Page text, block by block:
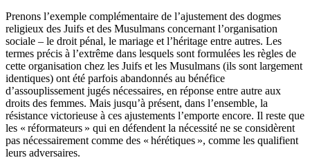
Prenons l’exemple complémentaire de l’ajustement des dogmes
religieux des Juifs et des Musulmans concernant l’organisation
sociale – le droit pénal, le mariage et l’héritage entre autres. Les
termes précis à l’extrême dans lesquels sont formulées les règles de
cette organisation chez les Juifs et les Musulmans (ils sont largement
identiques) ont été parfois abandonnés au bénéfice
d’assouplissement jugés nécessaires, en réponse entre autre aux
droits des femmes. Mais jusqu’à présent, dans l’ensemble, la
résistance victorieuse à ces ajustements l’emporte encore. Il reste que
les « réformateurs » qui en défendent la nécessité ne se considèrent
pas nécessairement comme des « hérétiques », comme les qualifient
leurs adversaires.